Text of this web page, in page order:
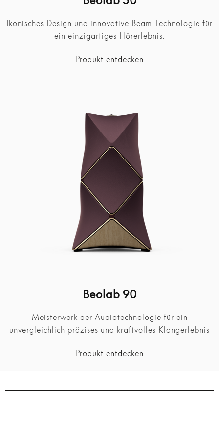
Ikonisches Design und innovative Beam-Technologie für
ein einzigartiges Hörerlebnis.
Produkt entdecken
Beolab 90
Meisterwerk der Audiotechnologie für ein
unvergleichlich präzises und kraftvolles Klangerlebnis
Produkt entdecken